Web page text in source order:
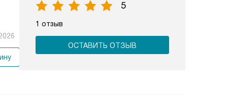
5
1 отзыв
ОСТАВИТЬ ОТЗЫВ